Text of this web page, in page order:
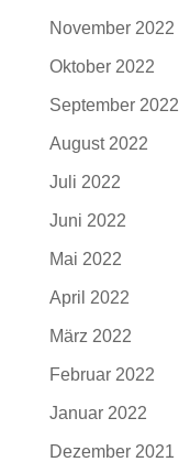
November 2022
Oktober 2022
September 2022
August 2022
Juli 2022
Juni 2022
Mai 2022
April 2022
März 2022
Februar 2022
Januar 2022
Dezember 2021